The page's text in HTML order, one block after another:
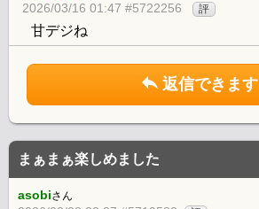
2026/03/16 01:47 #5722256 評
甘デジね
返信できます
まぁまぁ楽しめました
asobiさん